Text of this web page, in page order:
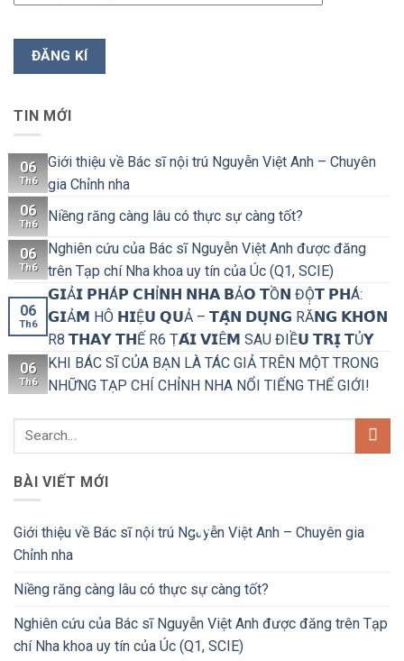
TIN MỚI
06
Th6
Giới thiệu về Bác sĩ nội trú Nguyễn Việt Anh – Chuyên
gia Chỉnh nha
06
Th6 Niềng răng càng lâu có thực sự càng tốt?
06
Th6
Nghiên cứu của Bác sĩ Nguyễn Việt Anh được đăng
trên Tạp chí Nha khoa uy tín của Úc (Q1, SCIE)
06
Th6
𝗚𝗜Ả𝗜 𝗣𝗛Á𝗣 𝗖𝗛Ỉ𝗡𝗛 𝗡𝗛𝗔 𝗕Ả𝗢 𝗧Ồ𝗡 ĐỘ̣𝗧 𝗣𝗛Á:
𝗚𝗜Ả𝗠 HÔ 𝗛𝗜Ệ𝗨 𝗤𝗨Ả – 𝗧𝗔̣̂𝗡 𝗗𝗨̣𝗡𝗚 RĂ𝗡𝗚 𝗞𝗛𝗢̂𝗡
R8 𝗧𝗛𝗔𝗬 𝗧𝗛Ế R6 Ṭ𝗔́𝗜 𝗩𝗜Ê𝗠 SAU ĐIỀ𝗨 𝗧𝗥𝗜̣ 𝗧Ủ𝗬
06
Th6
KHI BÁC SĨ CỦA BẠN LÀ TÁC GIẢ TRÊN MỘT TRONG
NHỮNG TẠP CHÍ CHỈNH NHA NỔI TIẾNG THẾ GIỚI!
BÀI VIẾT MỚI
Giới thiệu về Bác sĩ nội trú Nguyễn Việt Anh – Chuyên gia
Chỉnh nha
Niềng răng càng lâu có thực sự càng tốt?
Nghiên cứu của Bác sĩ Nguyễn Việt Anh được đăng trên Tạp
chí Nha khoa uy tín của Úc (Q1, SCIE)